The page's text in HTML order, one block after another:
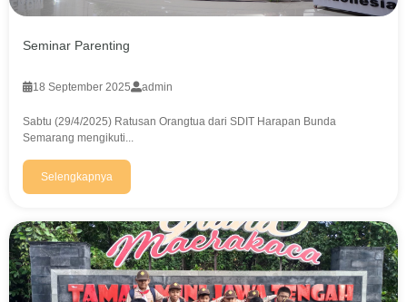
Seminar Parenting
18 September 2025 admin
Sabtu (29/4/2025) Ratusan Orangtua dari SDIT Harapan Bunda
Semarang mengikuti...
Selengkapnya